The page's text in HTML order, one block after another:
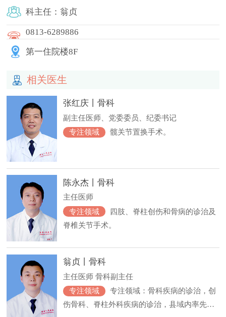
科主任：翁贞
0813-6289886
第一住院楼8F
 相关医生
张红庆丨骨科
副主任医师、党委委员、纪委书记
专注领域
髋关节置换手术。
陈永杰丨骨科
主任医师
专注领域
脊椎关节手术。
翁贞丨骨科
主任医师 骨科副主任
专注领域
专注领域：骨科疾病的诊治，创
伤骨科、脊柱外科疾病的诊治，县域内率先开